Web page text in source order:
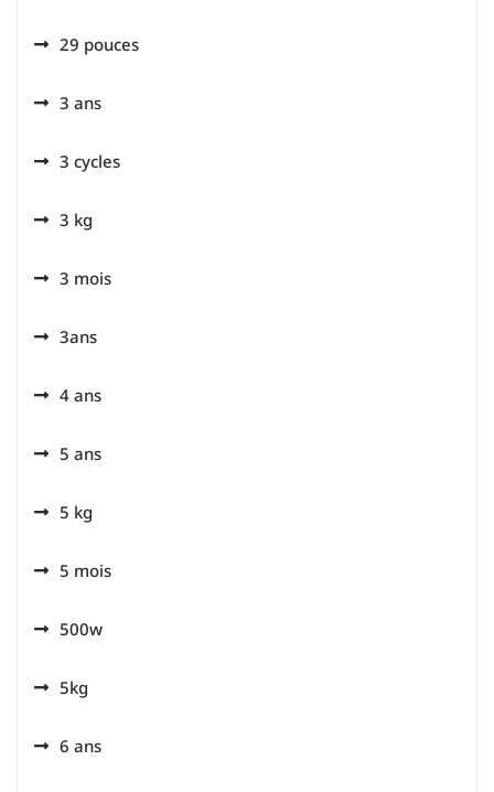
29 pouces
3 ans
3 cycles
3 kg
3 mois
3ans
4 ans
5 ans
5 kg
5 mois
500w
5kg
6 ans